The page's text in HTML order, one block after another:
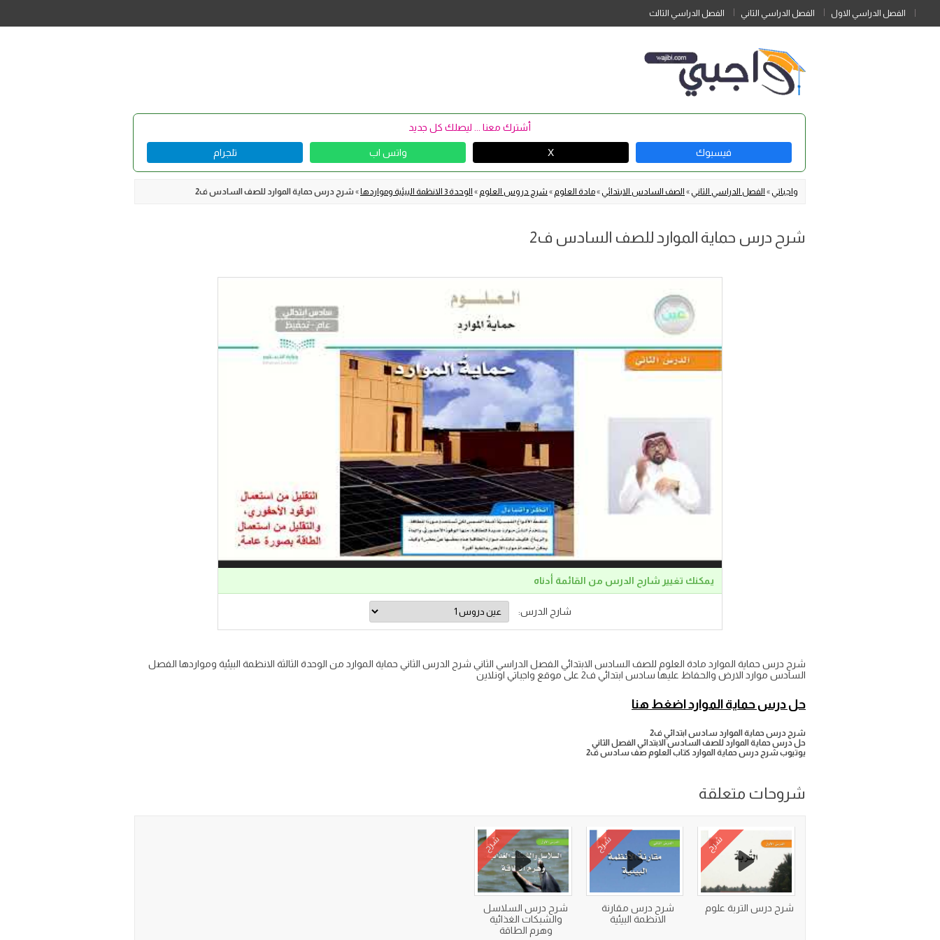
الفصل الدراسي الاول الفصل الدراسي الثاني الفصل الدراسي الثالث
أشترك معنا ... ليصلك كل جديد
فيسبوك X واتس اب تلجرام
واجباتي » الفصل الدراسي الثاني » الصف السادس الابتدائي »مادة العلوم » شرح دروس العلوم » الوحدة 3 الانظمة البيئية ومواردها »شرح درس حماية الموارد للصف السادس ف2
شرح درس حماية الموارد للصف السادس ف2
يمكنك تغيير شارح الدرس من القائمة أدناه
شارح الدرس:
شرح درس حماية الموارد مادة العلوم للصف السادس الابتدائي الفصل الدراسي الثاني شرح الدرس الثاني حماية الموارد من الوحدة الثالثة الانظمة البيئية ومواردها الفصل
السادس موارد الارض والحفاظ عليها سادس ابتدائي ف2 على موقع واجباتي اونلاين
حل درس حماية الموارد اضغط هنا
شرح درس حماية الموارد سادس ابتدائي ف2
حل درس حماية الموارد للصف السادس الابتدائي الفصل الثاني
يوتيوب شرح درس حماية الموارد كتاب العلوم صف سادس ف2
شروحات متعلقة
شرح
شرح درس التربة علوم
شرح
شرح درس مقارنة
الانظمة البيئية
شرح
شرح درس السلاسل
والشبكات الغذائية
وهرم الطاقة